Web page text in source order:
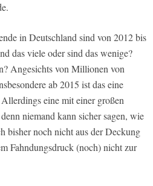
in Deutschland sind von 2012 bis
das viele oder sind das wenige?
Angesichts von Millionen von
ab 2015 ist das eine
eine mit einer großen
niemand kann sicher sagen, wie
bisher noch nicht aus der Deckung
Fahndungsdruck (noch) nicht zur